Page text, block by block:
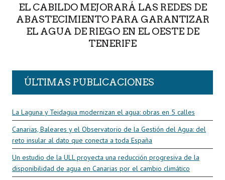
EL CABILDO MEJORARÁ LAS REDES DE
ABASTECIMIENTO PARA GARANTIZAR
EL AGUA DE RIEGO EN EL OESTE DE
TENERIFE
ÚLTIMAS PUBLICACIONES
La Laguna y Teidagua modernizan el agua: obras en 5 calles
Canarias, Baleares y el Observatorio de la Gestión del Agua: del
reto insular al dato que conecta a toda España
Un estudio de la ULL proyecta una reducción progresiva de la
disponibilidad de agua en Canarias por el cambio climático